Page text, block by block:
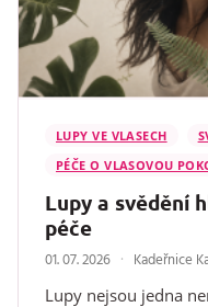
LUPY VE VLASECH
PÉČE O VLASOVOU
Lupy a svědění
péče
01. 07. 2026 Kadeřnice
Lupy nejsou jedna